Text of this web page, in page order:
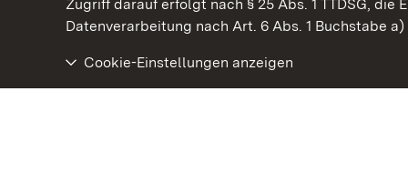
Zugriff darauf erfolgt nach § 25 Abs. 1 TTDSG, die
Datenverarbeitung nach Art. 6 Abs. 1 Buchstabe a)
Cookie-Einstellungen anzeigen